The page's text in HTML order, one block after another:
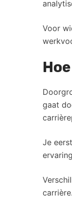
Voor
gaat
Je